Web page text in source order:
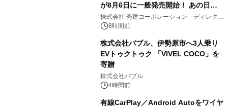
が8月6日に一般発売開始！ あの日の
大興奮が今甦る
株式会社 秀建コーポレーション ディレクト
アートギャラリー
8時間前
株式会社バブル、伊勢原市へ3人乗り
EVトゥクトゥク 「VIVEL COCO」を
寄贈
株式会社バブル
4時間前
有線CarPlay／Android Autoをワイヤ